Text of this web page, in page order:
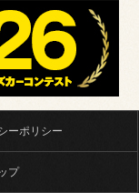
ーポリシー
プ